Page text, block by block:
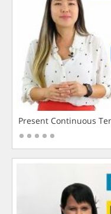
Present Continuous